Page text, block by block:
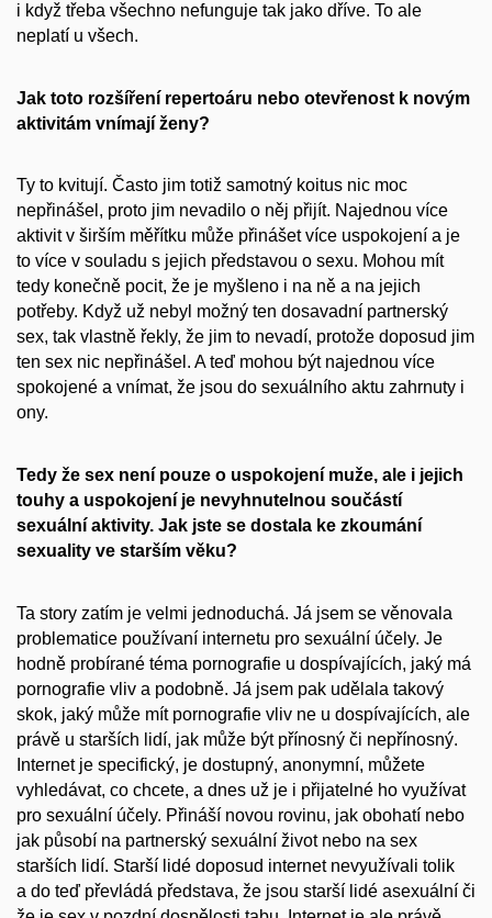
i když třeba všechno nefunguje tak jako dříve. To ale
neplatí u všech.
Jak toto rozšíření repertoáru nebo otevřenost k novým
aktivitám vnímají ženy?
Ty to kvitují. Často jim totiž samotný koitus nic moc
nepřinášel, proto jim nevadilo o něj přijít. Najednou více
aktivit v širším měřítku může přinášet více uspokojení a je
to více v souladu s jejich představou o sexu. Mohou mít
tedy konečně pocit, že je myšleno i na ně a na jejich
potřeby. Když už nebyl možný ten dosavadní partnerský
sex, tak vlastně řekly, že jim to nevadí, protože doposud jim
ten sex nic nepřinášel. A teď mohou být najednou více
spokojené a vnímat, že jsou do sexuálního aktu zahrnuty i
ony.
Tedy že sex není pouze o uspokojení muže, ale i jejich
touhy a uspokojení je nevyhnutelnou součástí
sexuální aktivity. Jak jste se dostala ke zkoumání
sexuality ve starším věku?
Ta story zatím je velmi jednoduchá. Já jsem se věnovala
problematice používaní internetu pro sexuální účely. Je
hodně probírané téma pornografie u dospívajících, jaký má
pornografie vliv a podobně. Já jsem pak udělala takový
skok, jaký může mít pornografie vliv ne u dospívajících, ale
právě u starších lidí, jak může být přínosný či nepřínosný.
Internet je specifický, je dostupný, anonymní, můžete
vyhledávat, co chcete, a dnes už je i přijatelné ho využívat
pro sexuální účely. Přináší novou rovinu, jak obohatí nebo
jak působí na partnerský sexuální život nebo na sex
starších lidí. Starší lidé doposud internet nevyužívali tolik
a do teď převládá představa, že jsou starší lidé asexuální či